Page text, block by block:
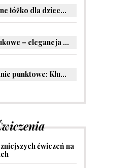
Drewniane łóżko dla dziecka – oryginalne pomysły na aranżację pokoju malucha
Meble bukowe – elegancja i trwałość w Twoim wnętrzu
Zgrzewanie punktowe: Kluczowe informacje i zastosowania w przemyśle
ćwiczeń na